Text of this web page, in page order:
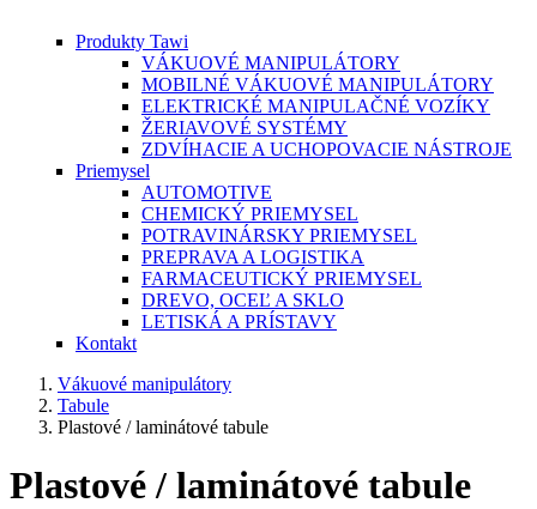
Produkty Tawi
VÁKUOVÉ MANIPULÁTORY
MOBILNÉ VÁKUOVÉ MANIPULÁTORY
ELEKTRICKÉ MANIPULAČNÉ VOZÍKY
ŽERIAVOVÉ SYSTÉMY
ZDVÍHACIE A UCHOPOVACIE NÁSTROJE
Priemysel
AUTOMOTIVE
CHEMICKÝ PRIEMYSEL
POTRAVINÁRSKY PRIEMYSEL
PREPRAVA A LOGISTIKA
FARMACEUTICKÝ PRIEMYSEL
DREVO, OCEĽ A SKLO
LETISKÁ A PRÍSTAVY
Kontakt
Vákuové manipulátory
Tabule
Plastové / laminátové tabule
Plastové / laminátové tabule